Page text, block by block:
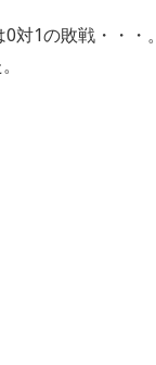
対1の敗戦・・・。